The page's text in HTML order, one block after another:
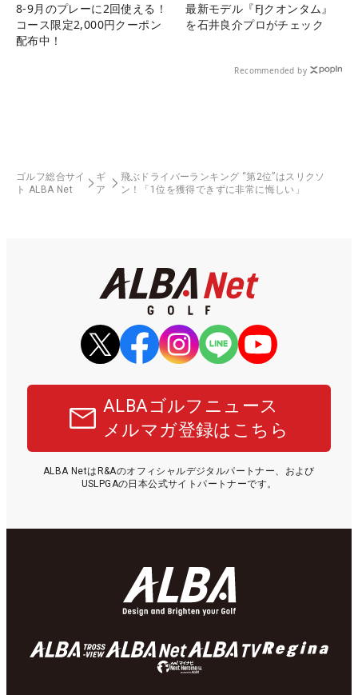
8-9月のプレーに2回使える！
コース限定2,000円クーポン
配布中！
最新モデル『FJクオンタム』
を石井良介プロがチェック
Recommended by
ゴルフ総合サイ
ト ALBA Net
ギ
ア
飛ぶドライバーランキング “第2位”はスリクソ
ン！「1位を獲得できずに非常に悔しい」
ALBAゴルフニュース
メルマガ登録はこちら
ALBA NetはR&Aのオフィシャルデジタルパートナー、および
USLPGAの日本公式サイトパートナーです。